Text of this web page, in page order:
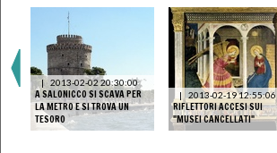
| 2013-02-02 20:30:00
A SALONICCO SI SCAVA PER
LA METRO E SI TROVA UN
TESORO
| 2013-02-19 12:55:06
RIFLETTORI ACCESI SUI
"MUSEI CANCELLATI"